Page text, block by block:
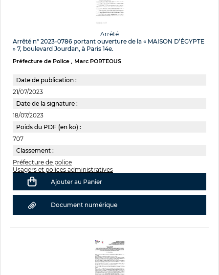
Arrêté
Arrêté n° 2023-0786 portant ouverture de la « MAISON D’ÉGYPTE
» 7, boulevard Jourdan, à Paris 14e.
Préfecture de Police Marc PORTEOUS
Date de publication :
21/07/2023
Date de la signature :
18/07/2023
Poids du PDF (en ko) :
707
Classement :
Préfecture de police
Usagers et polices administratives
Ajouter au Panier
Document numérique